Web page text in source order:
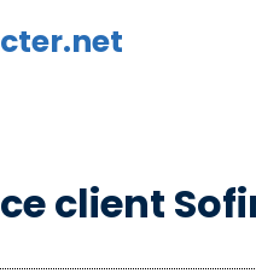
client